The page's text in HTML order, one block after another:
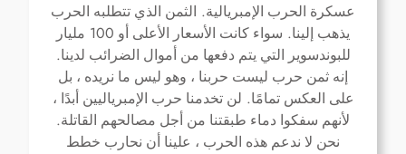
عسكرة الحرب الإمبريالية.
الثمن الذي تتطلبه الحرب
يذهب إلينا. سواء كانت الأسعار الأعلى أو 100 مليار
للبوندسوير التي يتم دفعها من أموال الضرائب لدينا.
إنه ثمن حرب ليست حربنا ، وهو ليس ما نريده ، بل
على العكس تمامًا. لن تخدمنا حرب الإمبرياليين أبدًا ،
لأنهم سفكوا دماء طبقتنا من أجل مصالحهم القاتلة.
نحن لا ندعم هذه الحرب ، علينا أن نحارب خطط